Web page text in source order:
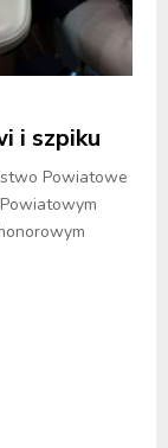
i szpiku
Powiatowe